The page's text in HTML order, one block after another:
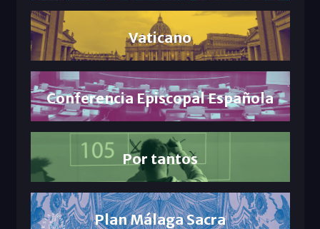
Vaticano
Conferencia Episcopal Española
Por tantos
Plan Málaga Sacra